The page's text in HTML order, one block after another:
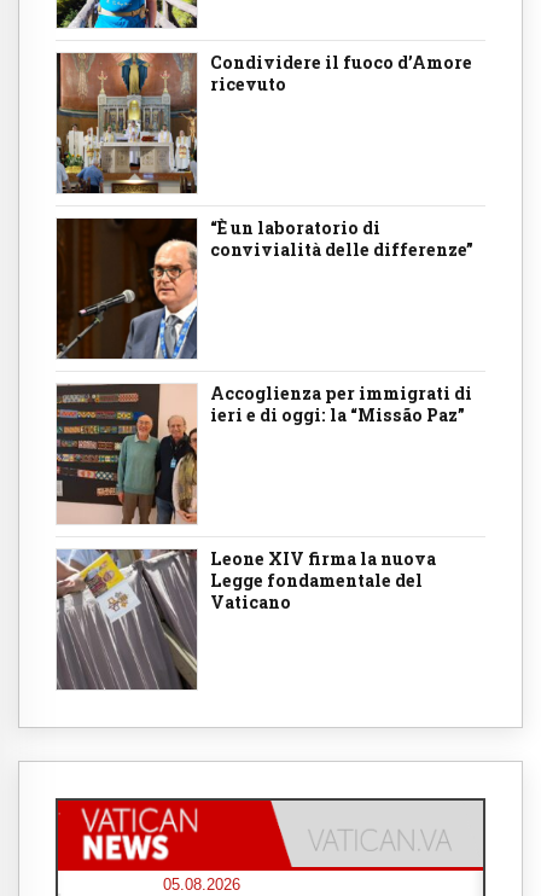
Condividere il fuoco d’Amore
ricevuto
“È un laboratorio di
convivialità delle differenze”
Accoglienza per immigrati di
ieri e di oggi: la “Missão Paz”
Leone XIV firma la nuova
Legge fondamentale del
Vaticano
05.08.2026